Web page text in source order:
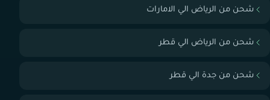
شحن من الرياض الي الامارات
شحن من الرياض الي قطر
شحن من جدة الي قطر